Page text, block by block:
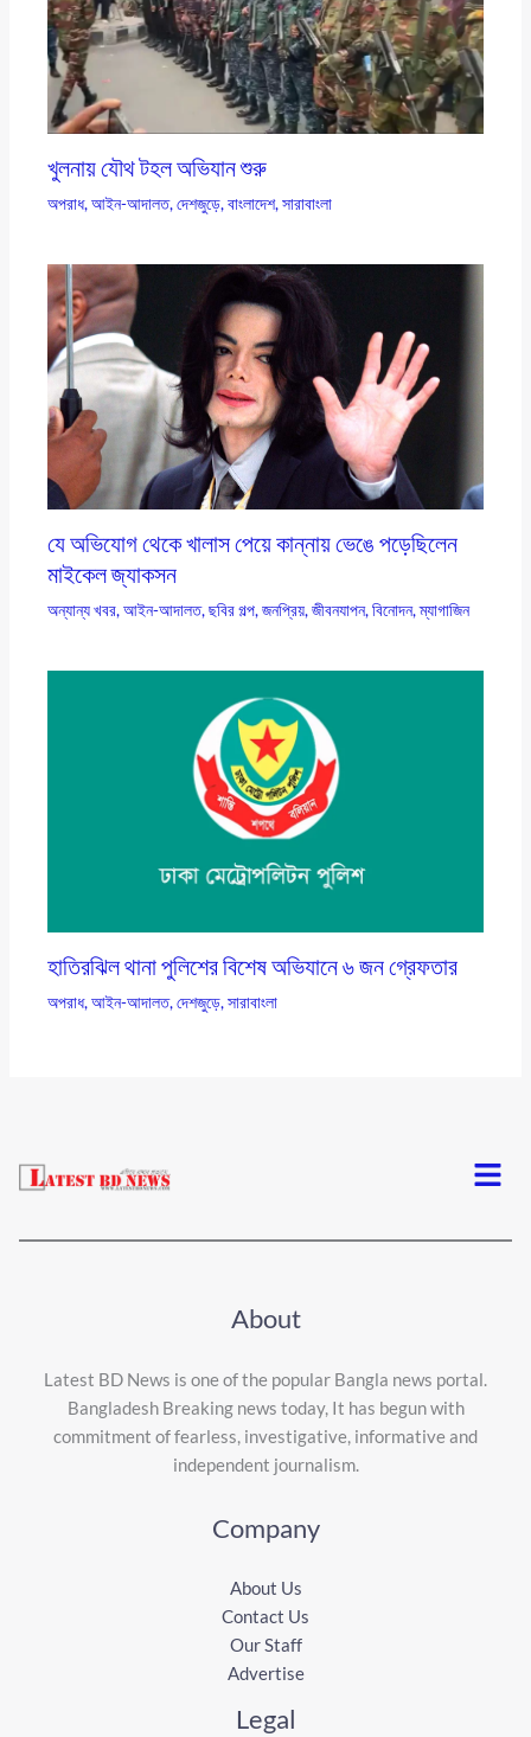
খুলনায় যৌথ টহল অভিযান শুরু
অপরাধ,আইন-আদালত,দেশজুড়ে,বাংলাদেশ,সারাবাংলা
যে অভিযোগ থেকে খালাস পেয়ে কান্নায় ভেঙে পড়েছিলেন
মাইকেল জ্যাকসন
অন্যান্য খবর,আইন-আদালত,ছবির গল্প,জনপ্রিয়,জীবনযাপন,বিনোদন,ম্যাগাজিন
হাতিরঝিল থানা পুলিশের বিশেষ অভিযানে ৬ জন গ্রেফতার
অপরাধ,আইন-আদালত,দেশজুড়ে,সারাবাংলা
Menu
About
Latest BD News is one of the popular Bangla news portal.
Bangladesh Breaking news today, It has begun with
commitment of fearless, investigative, informative and
independent journalism.
Company
About Us
Contact Us
Our Staff
Advertise
Legal